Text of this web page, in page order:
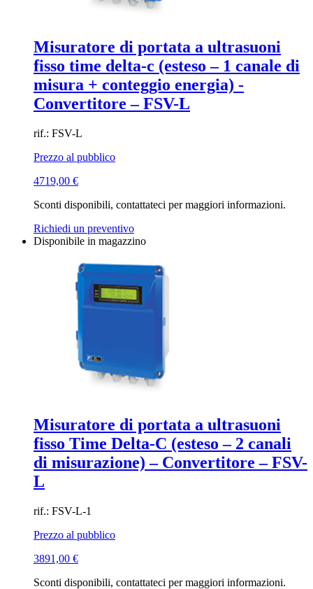
Misuratore di portata a ultrasuoni
fisso time delta-c (esteso – 1 canale di
misura + conteggio energia) -
Convertitore – FSV-L
rif.: FSV-L
Prezzo al pubblico
4719,00 €
Sconti disponibili, contattateci per maggiori informazioni.
Richiedi un preventivo
Disponibile in magazzino
Misuratore di portata a ultrasuoni
fisso Time Delta-C (esteso – 2 canali
di misurazione) – Convertitore – FSV-
L
rif.: FSV-L-1
Prezzo al pubblico
3891,00 €
Sconti disponibili, contattateci per maggiori informazioni.